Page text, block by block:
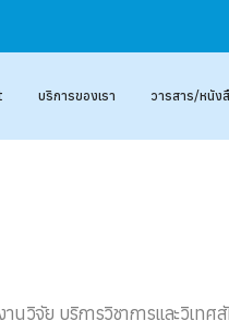
บริการของเรา วารสาร/หนัง
นวิจัย บริการวิชาการและวิเท